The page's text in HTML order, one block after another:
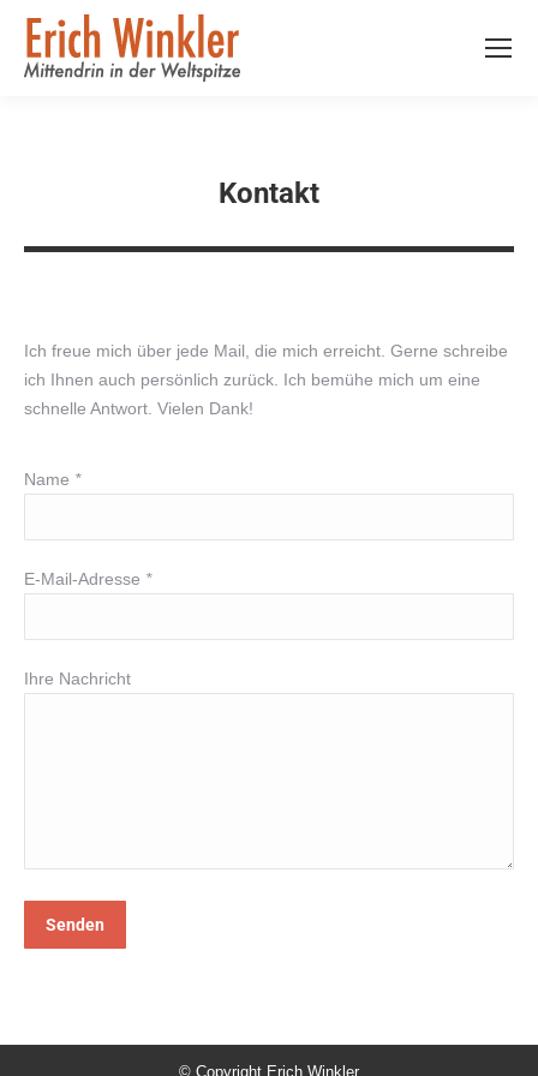
Kontakt
Ich freue mich über jede Mail, die mich erreicht. Gerne schreibe
ich Ihnen auch persönlich zurück. Ich bemühe mich um eine
schnelle Antwort. Vielen Dank!
Name *
E-Mail-Adresse *
Bitte lasse dieses Feld leer.
Ihre Nachricht
© Copyright Erich Winkler